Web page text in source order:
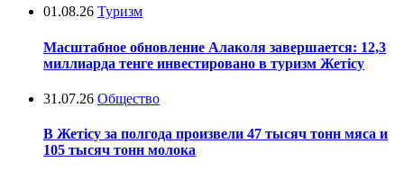
01.08.26 Туризм
Масштабное обновление Алаколя завершается: 12,3
миллиарда тенге инвестировано в туризм Жетісу
31.07.26 Общество
В Жетісу за полгода произвели 47 тысяч тонн мяса и
105 тысяч тонн молока